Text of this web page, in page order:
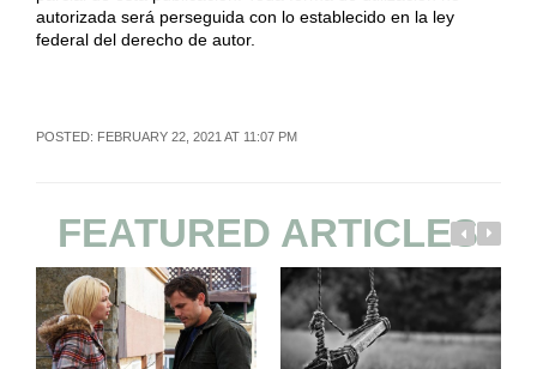
autorizada será perseguida con lo establecido en la ley
federal del derecho de autor.
POSTED: FEBRUARY 22, 2021 AT 11:07 PM
FEATURED ARTICLES